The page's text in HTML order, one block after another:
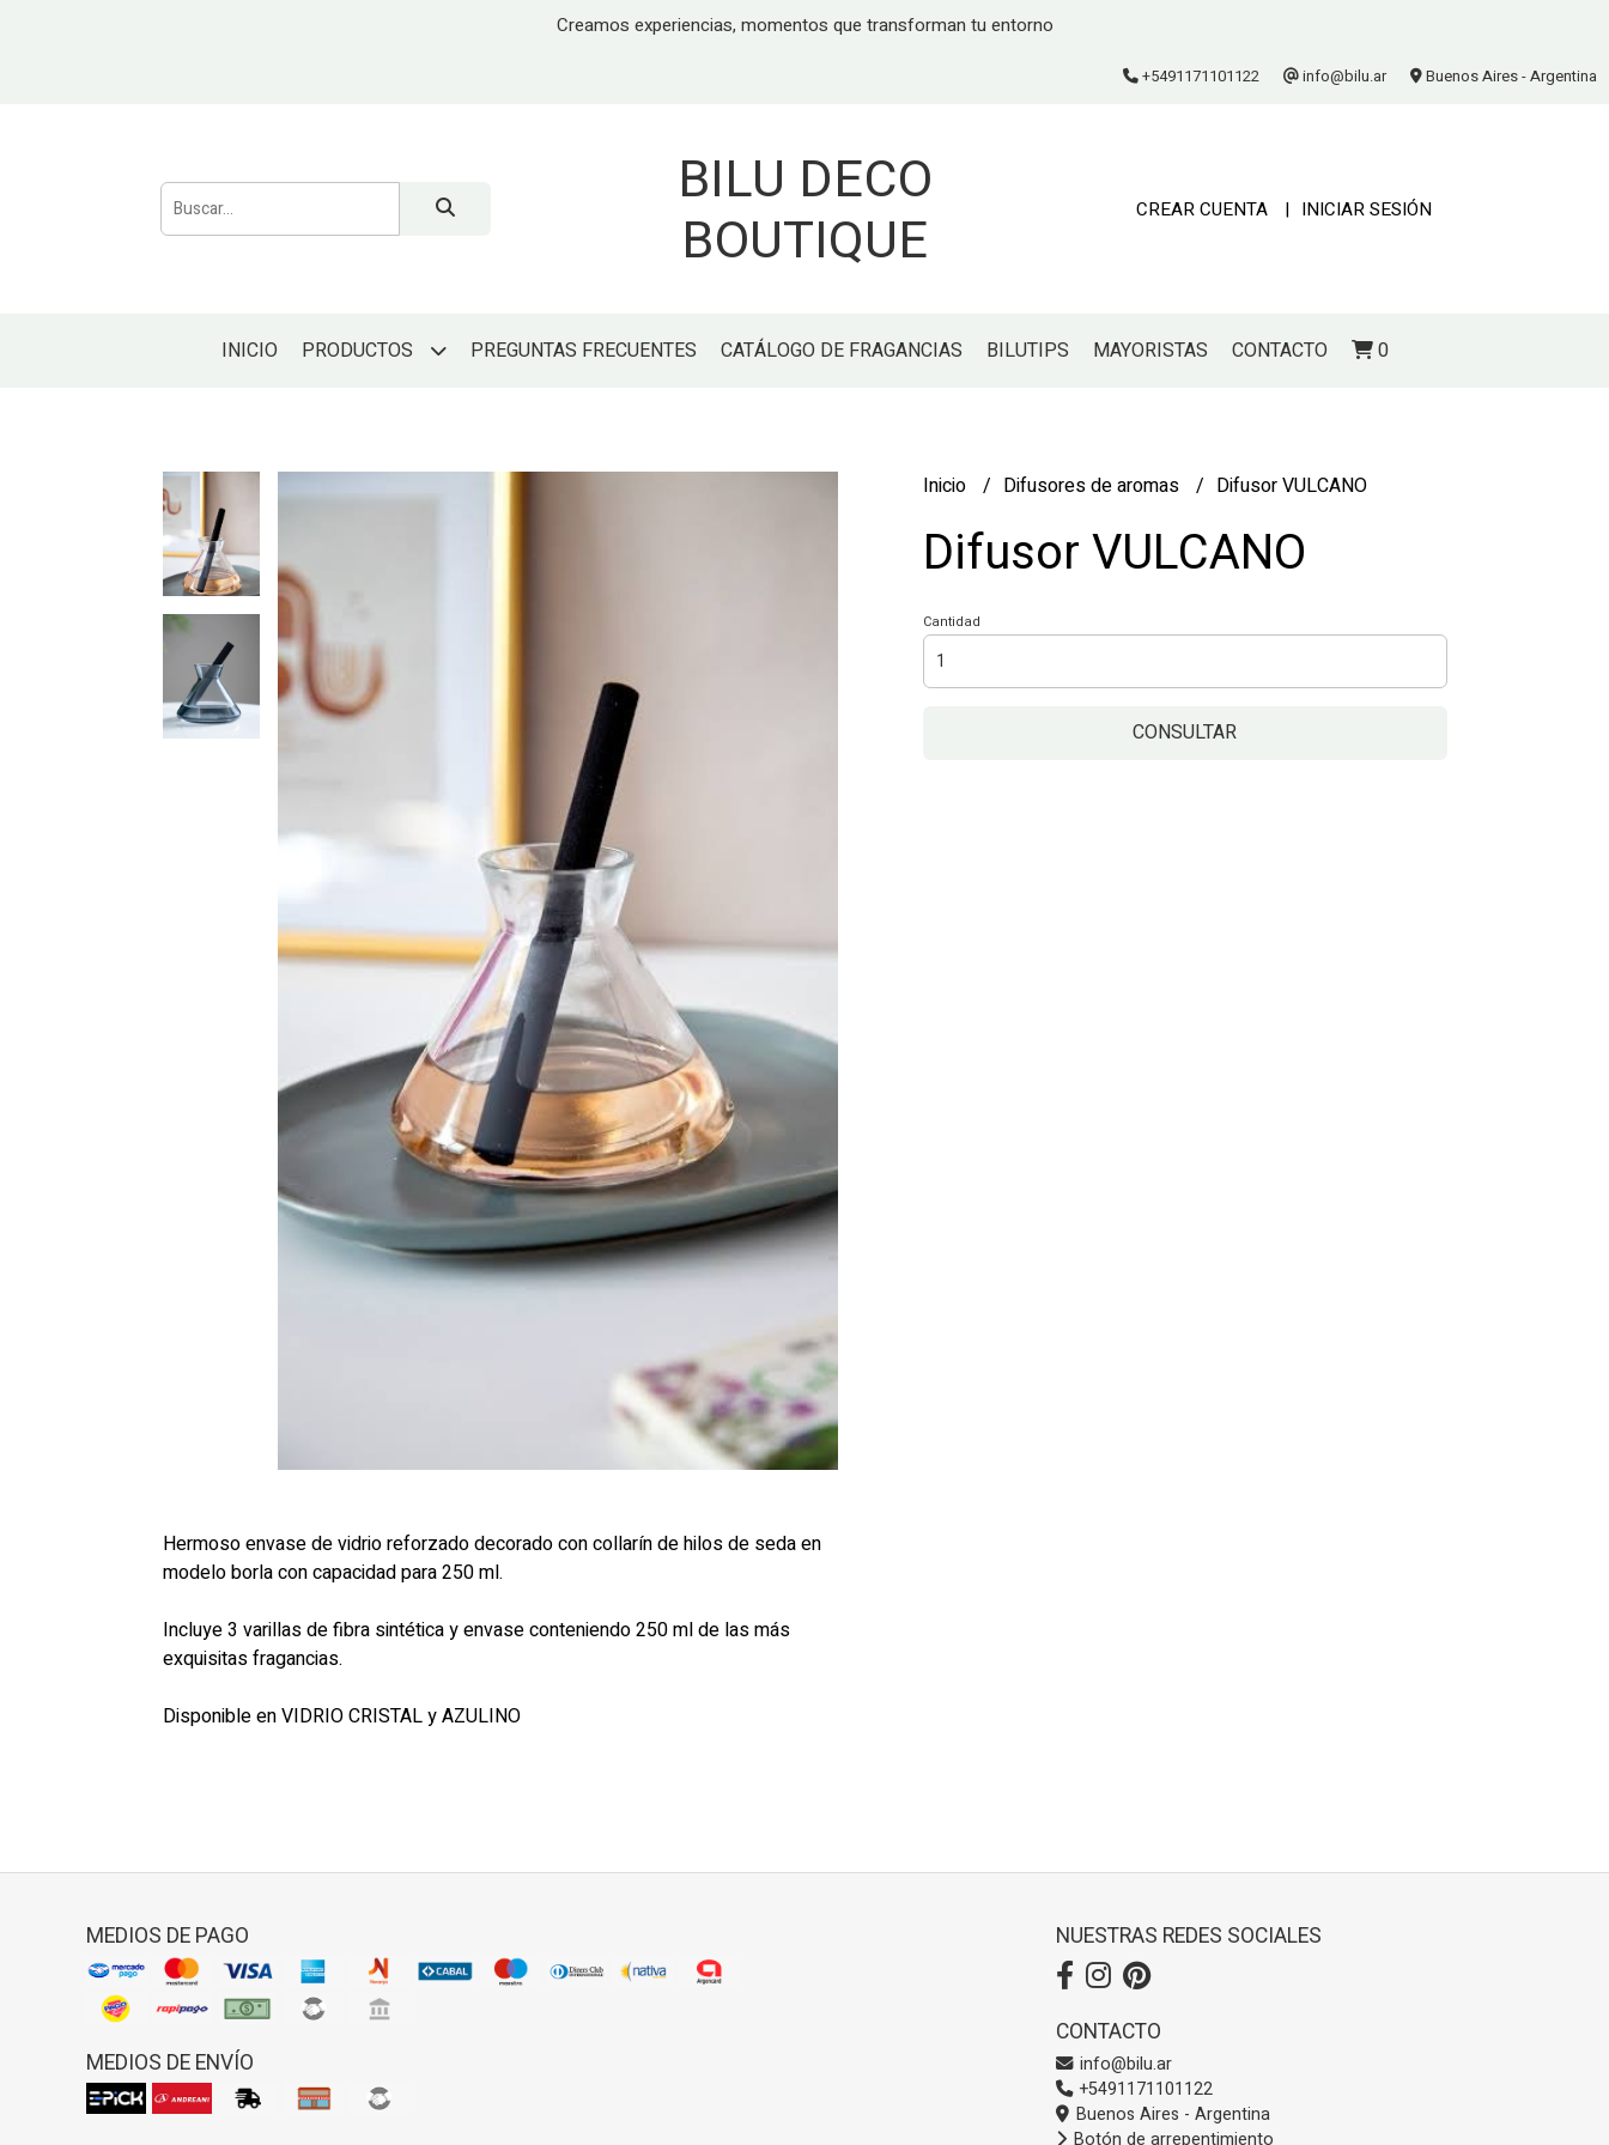
Creamos experiencias, momentos que transforman tu entorno
+5491171101122 info@bilu.ar Buenos Aires - Argentina
BILU DECO
BOUTIQUE
CREAR CUENTA INICIAR SESIÓN
INICIO PRODUCTOS PREGUNTAS FRECUENTES CATÁLOGO DE FRAGANCIAS BILUTIPS MAYORISTAS CONTACTO 0
Hermoso envase de vidrio reforzado decorado con collarín de hilos de seda en
modelo borla con capacidad para 250 ml.
Incluye 3 varillas de fibra sintética y envase conteniendo 250 ml de las más
exquisitas fragancias.
Disponible en VIDRIO CRISTAL y AZULINO
Inicio Difusores de aromas Difusor VULCANO
Difusor VULCANO
Cantidad
CONSULTAR
MEDIOS DE PAGO
MEDIOS DE ENVÍO
NUESTRAS REDES SOCIALES
CONTACTO
info@bilu.ar
+5491171101122
Buenos Aires - Argentina
Botón de arrepentimiento